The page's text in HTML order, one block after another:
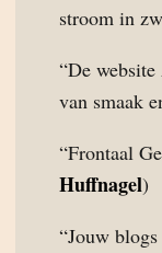
stroom in
“De website
van smaak
“Frontaal
Huffnagel)
“Jouw